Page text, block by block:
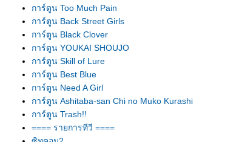
การ์ตูน Too Much Pain
การ์ตูน Back Street Girls
การ์ตูน Black Clover
การ์ตูน YOUKAI SHOUJO
การ์ตูน Skill of Lure
การ์ตูน Best Blue
การ์ตูน Need A Girl
การ์ตูน Ashitaba-san Chi no Muko Kurashi
การ์ตูน Trash!!
==== รายการทีวี ====